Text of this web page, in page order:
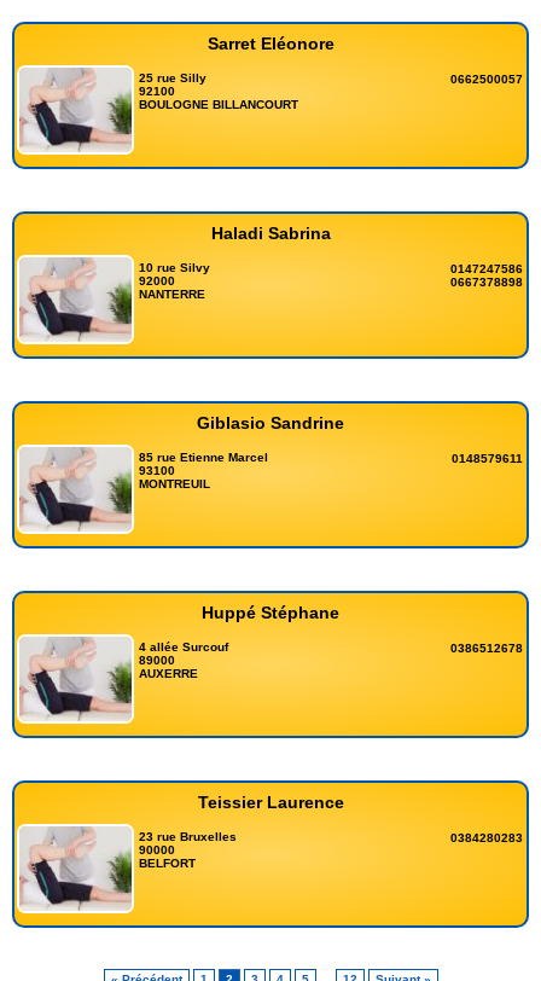
Sarret Eléonore
25 rue Silly
92100
BOULOGNE BILLANCOURT
0662500057
Haladi Sabrina
10 rue Silvy
92000
NANTERRE
0147247586
0667378898
Giblasio Sandrine
85 rue Etienne Marcel
93100
MONTREUIL
0148579611
Huppé Stéphane
4 allée Surcouf
89000
AUXERRE
0386512678
Teissier Laurence
23 rue Bruxelles
90000
BELFORT
0384280283